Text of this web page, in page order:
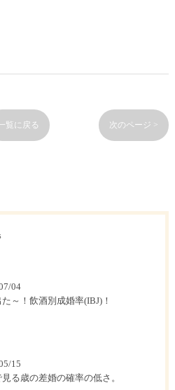
覧に戻る 次のページ >
04
～！飲酒別成婚率(IBJ)！
15
る歳の差婚の確率の低さ。